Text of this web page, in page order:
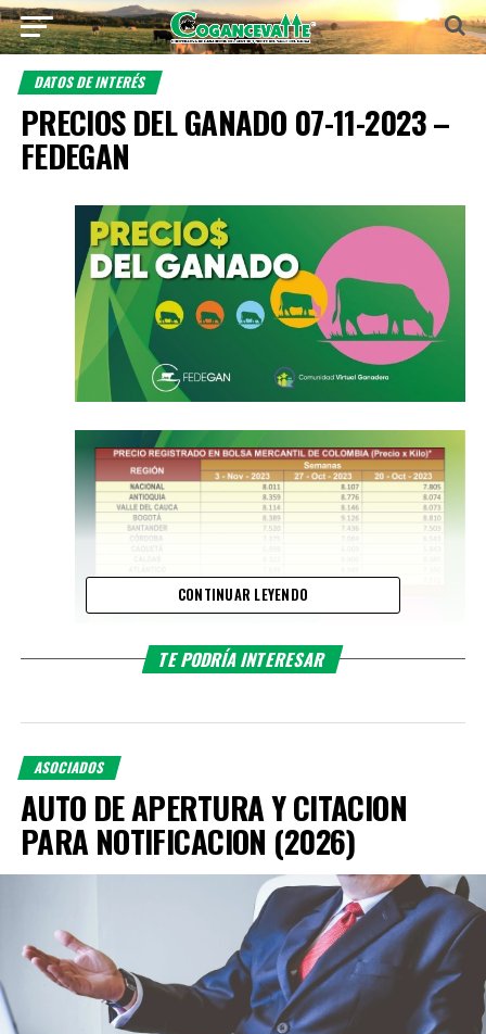
DATOS DE INTERÉS
PRECIOS DEL GANADO 07-11-2023 –
FEDEGAN
CONTINUAR LEYENDO
TE PODRÍA INTERESAR
ASOCIADOS
AUTO DE APERTURA Y CITACION
PARA NOTIFICACION (2026)